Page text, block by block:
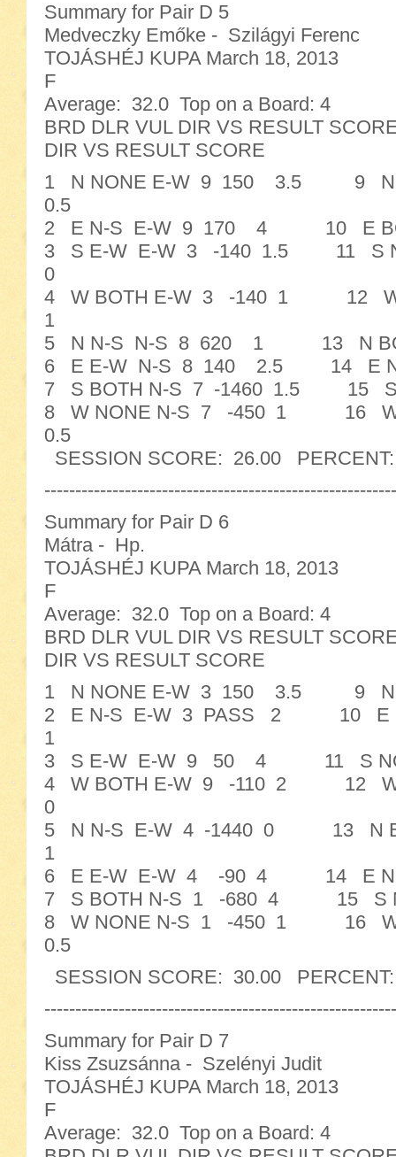
Summary for Pair D 5
Medveczky Emőke - Szilágyi Ferenc
TOJÁSHÉJ KUPA March 18, 2013
F
Average: 32.0 Top on a Board: 4
BRD DLR VUL DIR VS RESULT
DIR VS RESULT SCORE
1 N NONE E-W 9 150 3.5 9 N
0.5
2 E N-S E-W 9 170 4 10 E
3 S E-W E-W 3 -140 1.5 11 S
0
4 W BOTH E-W 3 -140 1 12
1
5 N N-S N-S 8 620 1 13 N
6 E E-W N-S 8 140 2.5 14 E
7 S BOTH N-S 7 -1460 1.5 15
8 W NONE N-S 7 -450 1 16
0.5
SESSION SCORE: 26.00
Summary for Pair D 6
Mátra - Hp.
TOJÁSHÉJ KUPA March 18, 2013
F
Average: 32.0 Top on a Board: 4
BRD DLR VUL DIR VS RESULT
DIR VS RESULT SCORE
1 N NONE E-W 3 150 3.5 9 N
2 E N-S E-W 3 PASS 2 10 E
1
3 S E-W E-W 9 50 4 11 S
4 W BOTH E-W 9 -110 2 12 W
0
5 N N-S E-W 4 -1440 0 13 N
1
6 E E-W E-W 4 -90 4 14 E
7 S BOTH N-S 1 -680 4 15 S
8 W NONE N-S 1 -450 1 16 W
0.5
SESSION SCORE: 30.00
Summary for Pair D 7
Kiss Zsuzsánna - Szelényi Judit
TOJÁSHÉJ KUPA March 18, 2013
F
Average: 32.0 Top on a Board: 4